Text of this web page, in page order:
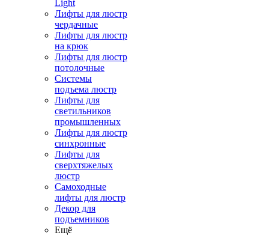
Light
Лифты для люстр
чердачные
Лифты для люстр
на крюк
Лифты для люстр
потолочные
Системы
подъема люстр
Лифты для
светильников
промышленных
Лифты для люстр
синхронные
Лифты для
сверхтяжелых
люстр
Самоходные
лифты для люстр
Декор для
подъемников
Ещё